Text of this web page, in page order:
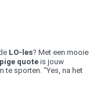
LO-les? Met een mooie
quote is jouw
sporten. “Yes, na het